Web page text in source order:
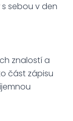
sebou v den
znalostí a
část zápisu